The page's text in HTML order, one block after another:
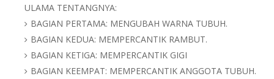
ULAMA TENTANGNYA:
BAGIAN PERTAMA: MENGUBAH WARNA TUBUH.
BAGIAN KEDUA: MEMPERCANTIK RAMBUT.
BAGIAN KETIGA: MEMPERCANTIK GIGI
BAGIAN KEEMPAT: MEMPERCANTIK ANGGOTA TUBUH.